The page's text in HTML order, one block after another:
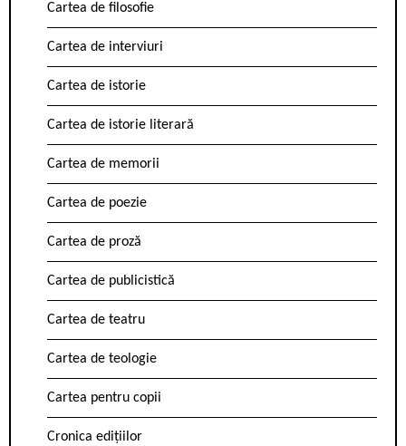
Cartea de filosofie
Cartea de interviuri
Cartea de istorie
Cartea de istorie literară
Cartea de memorii
Cartea de poezie
Cartea de proză
Cartea de publicistică
Cartea de teatru
Cartea de teologie
Cartea pentru copii
Cronica edițiilor